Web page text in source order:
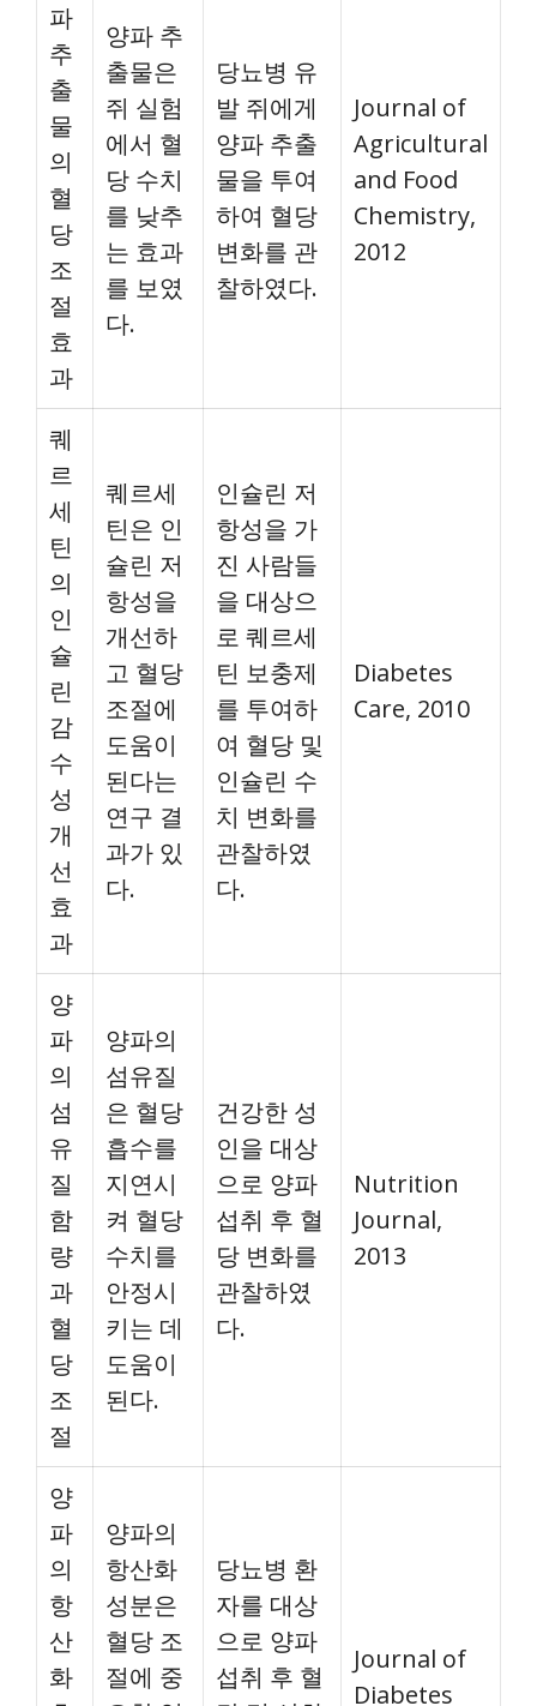
파
추
출
물
의
혈
당
조
절
효
과
양파 추
출물은
쥐 실험
에서 혈
당 수치
를 낮추
는 효과
를 보였
다.
당뇨병 유
발 쥐에게
양파 추출
물을 투여
하여 혈당
변화를 관
찰하였다.
Journal of
Agricultural
and Food
Chemistry,
2012
퀘
르
세
틴
의
인
슐
린
감
수
성
개
선
효
과
퀘르세
틴은 인
슐린 저
항성을
개선하
고 혈당
조절에
도움이
된다는
연구 결
과가 있
다.
인슐린 저
항성을 가
진 사람들
을 대상으
로 퀘르세
틴 보충제
를 투여하
여 혈당 및
인슐린 수
치 변화를
관찰하였
다.
Diabetes
Care, 2010
양
파
의
섬
유
질
함
량
과
혈
당
조
절
양파의
섬유질
은 혈당
흡수를
지연시
켜 혈당
수치를
안정시
키는 데
도움이
된다.
건강한 성
인을 대상
으로 양파
섭취 후 혈
당 변화를
관찰하였
다.
Nutrition
Journal,
2013
양
파
의
항
산
화
양파의
항산화
성분은
혈당 조
절에 중
당뇨병 환
자를 대상
으로 양파
섭취 후 혈
Journal of
Diabetes